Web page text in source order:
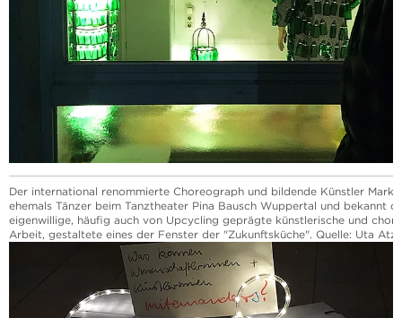
Der international renommierte Choreograph und bildende Künstler Mark
ehemals Tänzer beim Tanztheater Pina Bausch Wuppertal und bekannt
eigenwillige, häufig auch von Upcycling geprägte künstlerische und
Arbeit, gestaltete eines der Fenster der "Zukunftsküche". Quelle: Uta